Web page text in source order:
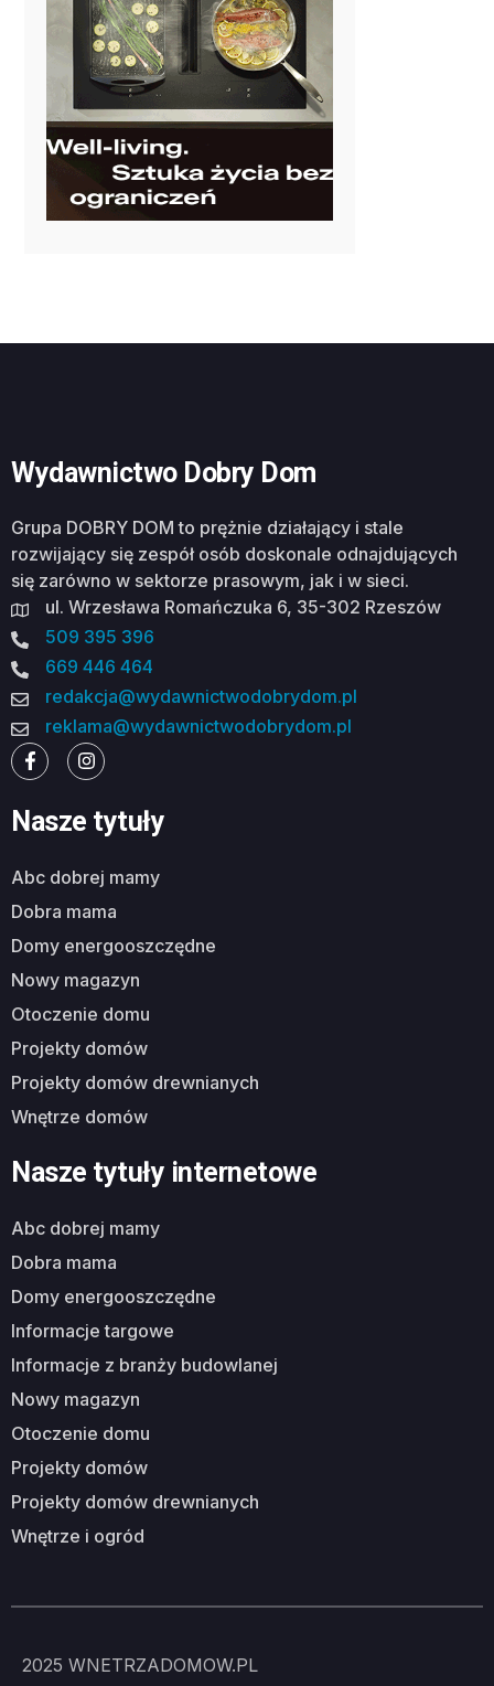
Wydawnictwo Dobry Dom
Grupa DOBRY DOM to prężnie działający i stale
rozwijający się zespół osób doskonale odnajdujących
się zarówno w sektorze prasowym, jak i w sieci.
ul. Wrzesława Romańczuka 6, 35-302 Rzeszów
509 395 396
669 446 464
redakcja@wydawnictwodobrydom.pl
reklama@wydawnictwodobrydom.pl
Nasze tytuły
abc dobrej mamy
dobra mama
domy energooszczędne
nowy magazyn
otoczenie domu
projekty domów
projekty domów drewnianych
wnętrze domów
Nasze tytuły internetowe
abc dobrej mamy
dobra mama
domy energooszczędne
informacje targowe
informacje z branży budowlanej
nowy magazyn
otoczenie domu
projekty domów
projekty domów drewnianych
wnętrze i ogród
2025 WNETRZADOMOW.PL